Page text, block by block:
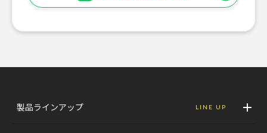
製品ラインアップ LINE UP